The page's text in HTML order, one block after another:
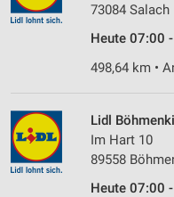
73084 Salach
Heute 07:00
498,64 km •
Lidl
Im Hart 10
89558
Heute 07:00